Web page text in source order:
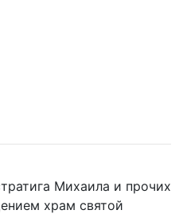
Михаила и прочих
храм святой